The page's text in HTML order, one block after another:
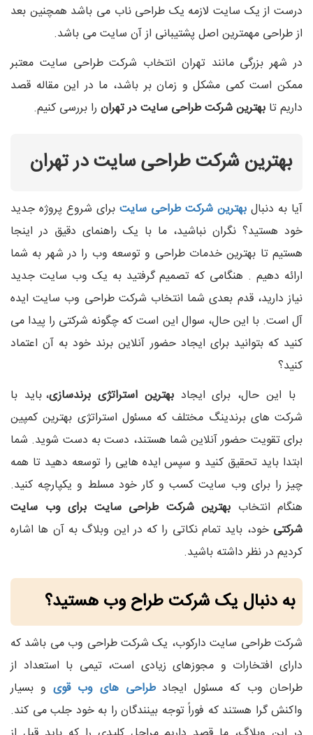
درست از یک سایت لازمه یک طراحی ناب می باشد همچنین بعد
از طراحی مهمترین اصل پشتیبانی از آن سایت می باشد.
در شهر بزرگی مانند تهران انتخاب شرکت طراحی سایت معتبر
ممکن است کمی مشکل و زمان بر باشد، ما در این مقاله قصد
داریم تا بهترین شرکت طراحی سایت در تهران را بررسی کنیم.
بهترین شرکت طراحی سایت در تهران
آیا به دنبال بهترین شرکت طراحی سایت برای شروع پروژه جدید
خود هستید؟ نگران نباشید، ما با یک راهنمای دقیق در اینجا
هستیم تا بهترین خدمات طراحی و توسعه وب را در شهر به شما
ارائه دهیم . هنگامی که تصمیم گرفتید به یک وب سایت جدید
نیاز دارید، قدم بعدی شما انتخاب شرکت طراحی وب سایت ایده
آل است. با این حال، سوال این است که چگونه شرکتی را پیدا می
کنید که بتوانید برای ایجاد حضور آنلاین برند خود به آن اعتماد
کنید؟
با این حال، برای ایجادبهترین استراتژی برندسازی، باید با
شرکت های برندینگ مختلف که مسئول استراتژی بهترین کمپین
برای تقویت حضور آنلاین شما هستند، دست به دست شوید. شما
ابتدا باید تحقیق کنید و سپس ایده هایی را توسعه دهید تا همه
چیز را برای وب سایت کسب و کار خود مسلط و یکپارچه کنید.
هنگام انتخاب بهترین شرکت طراحی سایت برای وب سایت
شرکتی خود، باید تمام نکاتی را که در این وبلاگ به آن ها اشاره
کردیم در نظر داشته باشید.
به دنبال یک شرکت طراح وب هستید؟
شرکت طراحی سایت دارکوب، یک شرکت طراحی وب می باشد که
دارای افتخارات و مجوزهای زیادی است، تیمی با استعداد از
طراحان وب که مسئول ایجادطراحی های وب قوی و بسیار
واکنش گرا هستند که فوراً توجه بینندگان را به خود جلب می کند.